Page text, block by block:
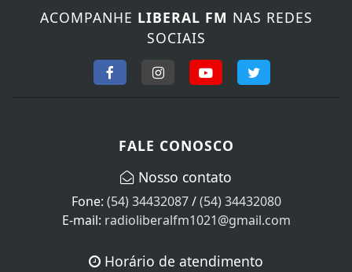
ACOMPANHE LIBERAL FM NAS REDES
SOCIAIS
FALE CONOSCO
Nosso contato
Fone: (54) 34432087/(54) 34432080
E-mail: radioliberalfm1021@gmail.com
Horário de atendimento